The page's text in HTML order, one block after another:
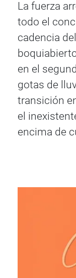
La fuerza
todo el
cadencia
en el
gotas de
transición
el
encima de